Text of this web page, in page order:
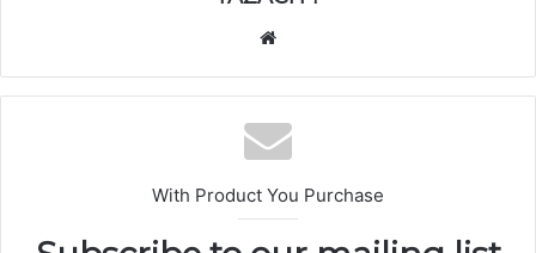
الوي
ب
With Product You Purchase